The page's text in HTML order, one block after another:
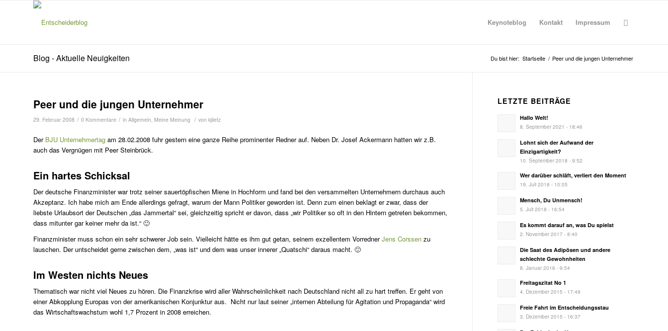
Keynoteblog Kontakt Impressum
Blog - Aktuelle Neuigkeiten Du bist hier: Startseite / Peer und die jungen Unternehmer
Peer und die jungen Unternehmer
29. Februar 2008 / 0 Kommentare / in Allgemein, Meine Meinung / von kjlietz
Der BJU Unternehmertag am 28.02.2008 fuhr gestern eine ganze Reihe prominenter Redner auf. Neben Dr. Josef Ackermann hatten wir z.B.
auch das Vergnügen mit Peer Steinbrück.
Ein hartes Schicksal
Der deutsche Finanzminister war trotz seiner sauertöpfischen Miene in Hochform und fand bei den versammelten Unternehmern durchaus auch
Akzeptanz. Ich habe mich am Ende allerdings gefragt, warum der Mann Politiker geworden ist. Denn zum einen beklagt er zwar, dass der
liebste Urlaubsort der Deutschen „das Jammertal“ sei, gleichzeitig spricht er davon, dass „wir Politiker so oft in den Hintern getreten bekommen,
dass mitunter gar keiner mehr da ist.“ 🙂
Finanzminister muss schon ein sehr schwerer Job sein. Vielleicht hätte es ihm gut getan, seinem exzellentem VorrednerJens Corssen zu
lauschen. Der untscheidet gerne zwischen dem, „was ist“ und dem was unser innerer „Quatschi“ daraus macht. 🙂
Im Westen nichts Neues
Thematisch war nicht viel Neues zu hören. Die Finanzkrise wird aller Wahrscheinlichkeit nach Deutschland nicht all zu hart treffen. Er geht von
einer Abkopplung Europas von der amerikanischen Konjunktur aus. Nicht nur laut seiner „internen Abteilung für Agitation und Propaganda“ wird
das Wirtschaftswachstum wohl 1,7 Prozent in 2008 erreichen.
LETZTE BEITRÄGE
Hallo Welt!
8. September 2021 - 18:46
Lohnt sich der Aufwand der
Einzigartigkeit?
10. September 2018 - 9:52
Wer darüber schläft, verliert den Moment
19. Juli 2018 - 10:05
Mensch, Du Unmensch!
5. Juli 2018 - 16:54
Es kommt darauf an, was Du spielst
2. November 2017 - 8:40
Die Saat des Adipösen und andere
schlechte Gewohnheiten
8. Januar 2016 - 9:54
Freitagszitat No 1
4. Dezember 2015 - 17:49
Freie Fahrt im Entscheidungsstau
3. Dezember 2015 - 16:37